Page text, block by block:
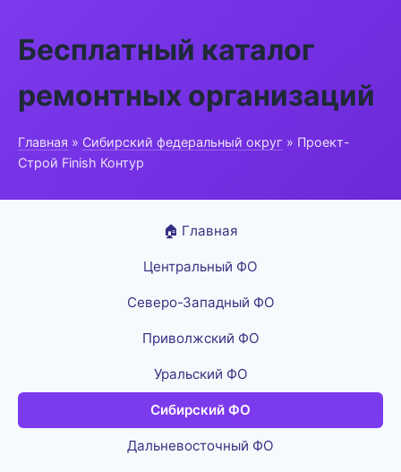
Бесплатный каталог
ремонтных организаций
Главная » Сибирский федеральный округ » Проект-
Строй Finish Контур
🏠 Главная
Центральный ФО
Северо-Западный ФО
Приволжский ФО
Уральский ФО
Сибирский ФО
Дальневосточный ФО